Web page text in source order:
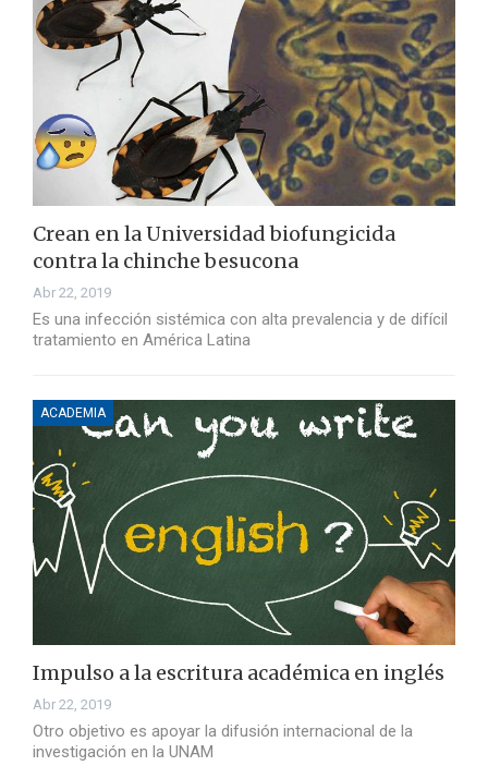
Crean en la Universidad biofungicida
contra la chinche besucona
Abr 22, 2019
Es una infección sistémica con alta prevalencia y de difícil
tratamiento en América Latina
ACADEMIA
Impulso a la escritura académica en inglés
Abr 22, 2019
Otro objetivo es apoyar la difusión internacional de la
investigación en la UNAM